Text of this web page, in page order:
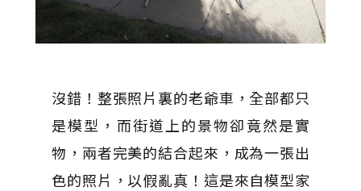
沒錯！整張照片裏的老爺車，全部都只
是模型，而街道上的景物卻竟然是實
物，兩者完美的結合起來，成為一張出
色的照片，以假亂真！這是來自模型家